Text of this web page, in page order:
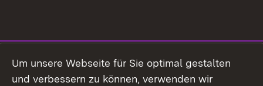
Facebook
Um unsere Webseite für Sie optimal gestalten
und verbessern zu können, verwenden wir